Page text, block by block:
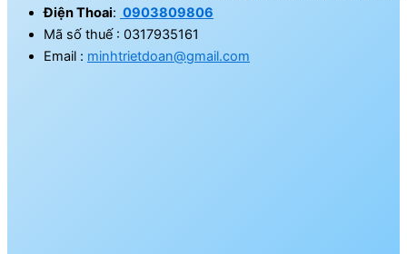
Điện Thoai: 0903809806
Mã số thuế : 0317935161
Email : minhtrietdoan@gmail.com